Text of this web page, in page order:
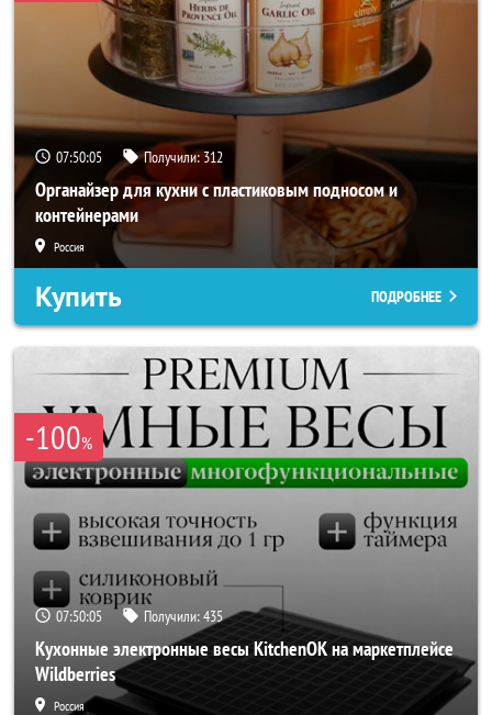
07:50:02 Получили:312
Органайзер для кухни с пластиковым подносом и
контейнерами
Россия
Купить ПОДРОБНЕЕ
-100%
07:50:02 Получили:435
Кухонные электронные весы KitchenOK на маркетплейсе
Wildberries
Россия